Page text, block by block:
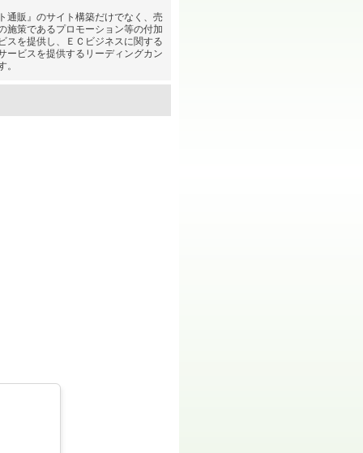
販』のサイト構築だけでなく、売
施策であるプロモーション等の付加
スを提供し、ＥＣビジネスに関する
ービスを提供するリーディングカン
。